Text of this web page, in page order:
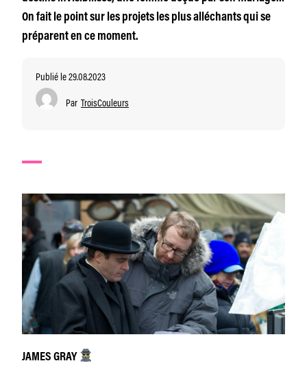
On fait le point sur les projets les plus alléchants qui se
préparent en ce moment.
Publié le 29.08.2023
Par TroisCouleurs
JAMES GRAY